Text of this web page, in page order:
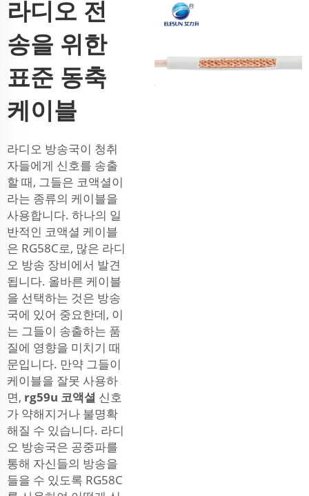
라디오 전
송을 위한
표준 동축
케이블
라디오 방송국이 청취
자들에게 신호를 송출
할 때, 그들은 코액셜이
라는 종류의 케이블을
사용합니다. 하나의 일
반적인 코액셜 케이블
은 RG58C로, 많은 라디
오 방송 장비에서 발견
됩니다. 올바른 케이블
을 선택하는 것은 방송
국에 있어 중요한데, 이
는 그들이 송출하는 품
질에 영향을 미치기 때
문입니다. 만약 그들이
케이블을 잘못 사용하
면, rg59u 코액셜 신호
가 약해지거나 불명확
해질 수 있습니다. 라디
오 방송국은 공중파를
통해 자신들의 방송을
들을 수 있도록 RG58C